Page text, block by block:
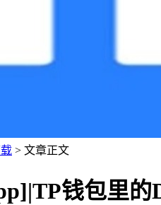
> 文章正文
钱包里